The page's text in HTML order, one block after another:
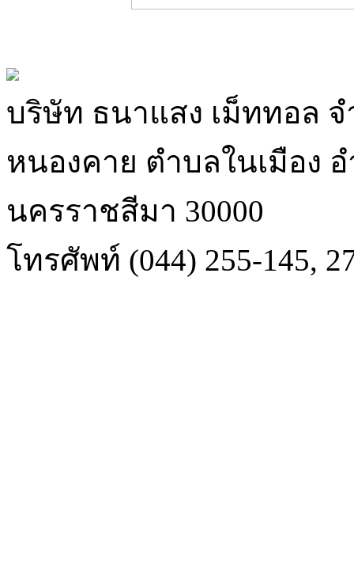
บริษัท ธนาแสง เม็ททอล
หนองคาย ตำบลในเมือง
นครราชสีมา 30000
โทรศัพท์ (044) 255-145,